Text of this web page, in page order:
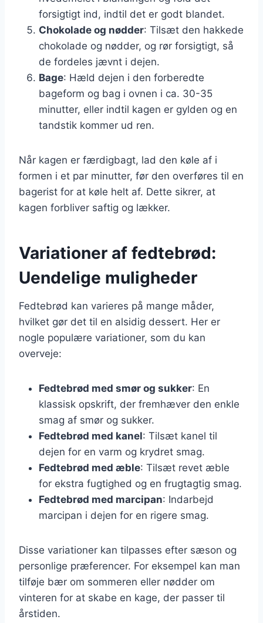
forsigtigt ind, indtil det er godt blandet.
Chokolade og nødder: Tilsæt den hakkede
chokolade og nødder, og rør forsigtigt, så
de fordeles jævnt i dejen.
Bage: Hæld dejen i den forberedte
bageform og bag i ovnen i ca. 30-35
minutter, eller indtil kagen er gylden og en
tandstik kommer ud ren.
Når kagen er færdigbagt, lad den køle af i
formen i et par minutter, før den overføres til en
bagerist for at køle helt af. Dette sikrer, at
kagen forbliver saftig og lækker.
Variationer af fedtebrød:
Uendelige muligheder
Fedtebrød kan varieres på mange måder,
hvilket gør det til en alsidig dessert. Her er
nogle populære variationer, som du kan
overveje:
Fedtebrød med smør og sukker: En
klassisk opskrift, der fremhæver den enkle
smag af smør og sukker.
Fedtebrød med kanel: Tilsæt kanel til
dejen for en varm og krydret smag.
Fedtebrød med æble: Tilsæt revet æble
for ekstra fugtighed og en frugtagtig smag.
Fedtebrød med marcipan: Indarbejd
marcipan i dejen for en rigere smag.
Disse variationer kan tilpasses efter sæson og
personlige præferencer. For eksempel kan man
tilføje bær om sommeren eller nødder om
vinteren for at skabe en kage, der passer til
årstiden.